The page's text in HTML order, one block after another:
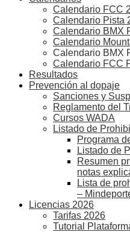
Calendario FCC
Calendario Pista
Calendario BMX
Calendario
Calendario BMX
Calendario FCC
Resultados
Prevención al dopaje
Sanciones y
Reglamento del
Cursos WADA
Listado de
Programa
Listado de
Resumen
notas
Lista de
–
Licencias 2026
Tarifas 2026
Tutorial